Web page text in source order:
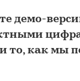
демо-
то, как мы